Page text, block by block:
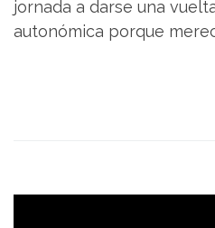
jornada a darse una
autonómica porque